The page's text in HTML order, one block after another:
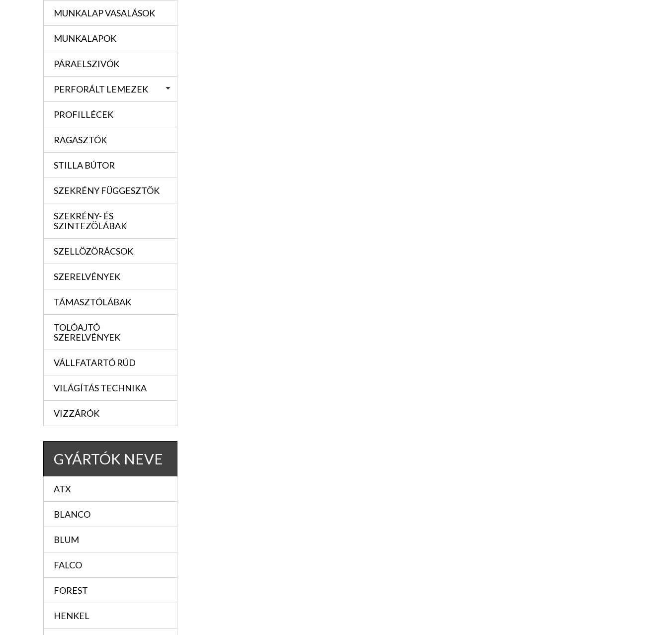
MUNKALAP VASALÁSOK
MUNKALAPOK
PÁRAELSZIVÓK
PERFORÁLT LEMEZEK
PROFILLÉCEK
RAGASZTÓK
STILLA BÚTOR
SZEKRÉNY FÜGGESZTÖK
SZEKRÉNY- ÉS
SZINTEZÖLÁBAK
SZELLÖZÖRÁCSOK
SZERELVÉNYEK
TÁMASZTÓLÁBAK
TOLÓAJTÓ
SZERELVÉNYEK
VÁLLFATARTÓ RÚD
VILÁGÍTÁS TECHNIKA
VIZZÁRÓK
GYÁRTÓK NEVE
ATX
BLANCO
BLUM
FALCO
FOREST
HENKEL